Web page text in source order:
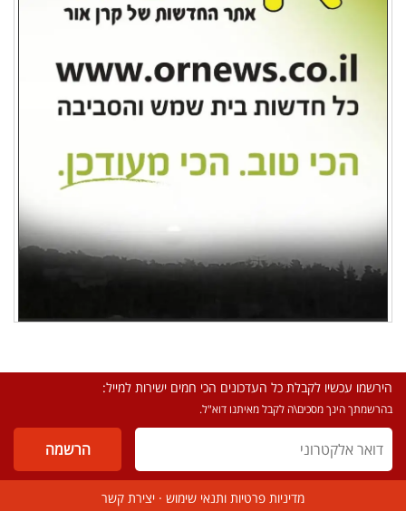
הירשמו עכשיו לקבלת כל העדכונים הכי חמים ישירות למייל:
בהרשמתך הינך מסכים\ה לקבל מאיתנו דוא"ל.
מדיניות פרטיות ותנאי שימוש · יצירת קשר